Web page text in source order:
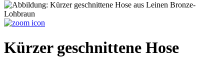
Kürzer geschnittene Hose